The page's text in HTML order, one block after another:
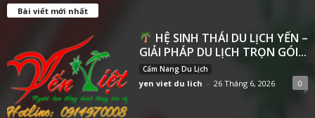
Bài viết mới nhất
HỆ SINH THÁI DU LỊCH YẾN –
GIẢI PHÁP DU LỊCH TRỌN GÓI...
Cẩm Nang Du Lịch
yen viet du lich - 26 Tháng 6, 2026 0